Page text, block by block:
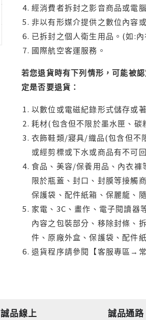
經消費者拆封之影音商品或電
非以有形媒介提供之數位內容
已拆封之個人衛生用品。(如:
國際航空客運服務。
若您退貨時有下列情形，可能被
定是否要退貨：
以數位或電磁紀錄形式儲存或
耗材(包含但不限於墨水匣、
衣飾鞋類/寢具/織品(包含但不
或經剪標或下水或商品有不可
食品、美容/保養用品、內衣褲
限於瓶蓋、封口、封膜等接觸
保護袋、配件紙箱、保麗龍、
家電、3C、畫作、電子閱讀器
內容之包裝部分、移除封條、
件、原廠外盒、保護袋、配件
退貨程序請參閱【客服專區→
誠品線上 誠品通路